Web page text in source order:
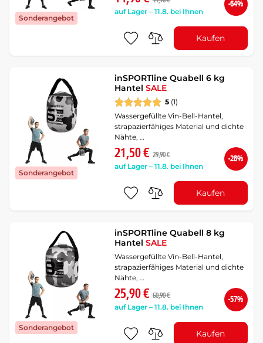
Sonderangebot
auf Lager – 11.8. bei Ihnen
-64%
Kaufen
Sonderangebot
inSPORTline Quabell 6 kg
HantelSALE
5 (1)
Wassergefüllte Vin-Bell-Hantel,
strapazierfähiges Material und dichte
Nähte, …
21,50 € 29,90 €
auf Lager – 11.8. bei Ihnen
-28%
Kaufen
Sonderangebot
inSPORTline Quabell 8 kg
HantelSALE
Wassergefüllte Vin-Bell-Hantel,
strapazierfähiges Material und dichte
Nähte, …
25,90 € 60,90 €
auf Lager – 11.8. bei Ihnen
-57%
Kaufen